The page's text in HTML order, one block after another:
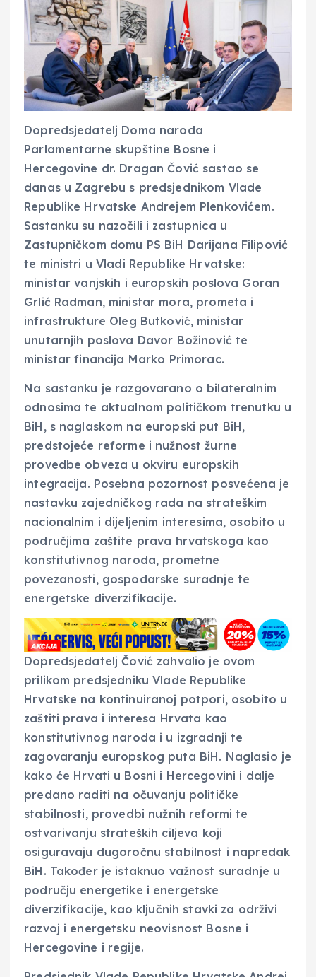
Dopredsjedatelj Doma naroda
Parlamentarne skupštine Bosne i
Hercegovine dr. Dragan Čović sastao se
danas u Zagrebu s predsjednikom Vlade
Republike Hrvatske Andrejem Plenkovićem.
Sastanku su nazočili i zastupnica u
Zastupničkom domu PS BiH Darijana Filipović
te ministri u Vladi Republike Hrvatske:
ministar vanjskih i europskih poslova Goran
Grlić Radman, ministar mora, prometa i
infrastrukture Oleg Butković, ministar
unutarnjih poslova Davor Božinović te
ministar financija Marko Primorac.
Na sastanku je razgovarano o bilateralnim
odnosima te aktualnom političkom trenutku u
BiH, s naglaskom na europski put BiH,
predstojeće reforme i nužnost žurne
provedbe obveza u okviru europskih
integracija. Posebna pozornost posvećena je
nastavku zajedničkog rada na strateškim
nacionalnim i dijeljenim interesima, osobito u
područjima zaštite prava hrvatskoga kao
konstitutivnog naroda, prometne
povezanosti, gospodarske suradnje te
energetske diverzifikacije.
Dopredsjedatelj Čović zahvalio je ovom
prilikom predsjedniku Vlade Republike
Hrvatske na kontinuiranoj potpori, osobito u
zaštiti prava i interesa Hrvata kao
konstitutivnog naroda i u izgradnji te
zagovaranju europskog puta BiH. Naglasio je
kako će Hrvati u Bosni i Hercegovini i dalje
predano raditi na očuvanju političke
stabilnosti, provedbi nužnih reformi te
ostvarivanju strateških ciljeva koji
osiguravaju dugoročnu stabilnost i napredak
BiH. Također je istaknuo važnost suradnje u
području energetike i energetske
diverzifikacije, kao ključnih stavki za održivi
razvoj i energetsku neovisnost Bosne i
Hercegovine i regije.